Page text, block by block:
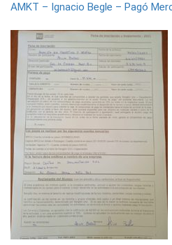
AMKT – Ignacio Begle – Pagó